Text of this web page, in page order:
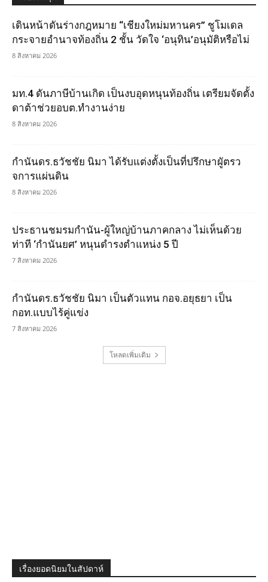
เดินหน้าดันร่างกฎหมาย “เชียงใหม่มหานคร” ชูโมเดล
กระจายอำนาจท้องถิ่น 2 ชั้น วัดใจ ‘อนุทิน’อนุมัติหรือไม่
8 สิงหาคม 2026
มท.4 ดันภาษีบ้านเกิด เป็นงบอุดหนุนท้องถิ่น เตรียมจัดตั้ง
ดาต้าช่วยอบต.ทำงานง่าย
8 สิงหาคม 2026
กำนันดร.ธวัชชัย นิมา ได้รับแต่งตั้งเป็นที่ปรึกษาผูัตรว
จการแผ่นดิน
8 สิงหาคม 2026
ประธานชมรมกำนัน-ผู้ใหญ่บ้านภาคกลาง ไม่เห็นด้วย
ท่าที ‘กำนันยศ’ หนุนดำรงตำแหน่ง 5 ปี
7 สิงหาคม 2026
กำนันดร.ธวัชชัย นิมา เป็นตัวแทน กอจ.อยุธยา เป็น
กอท.แบบไร้คู่แข่ง
7 สิงหาคม 2026
โหลดเพิ่มเติม
เรื่องยอดนิยมในสัปดาห์